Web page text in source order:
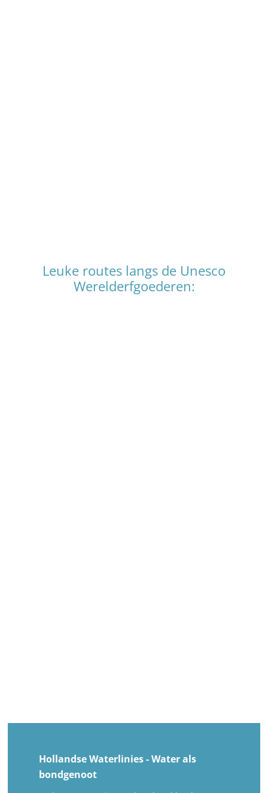
Leuke routes langs de Unesco
Werelderfgoederen:
Hollandse Waterlinies - Water als
bondgenoot